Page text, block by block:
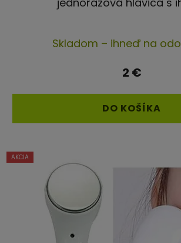
Skladom – ihneď na
2 €
DO KOŠÍKA
AKCIA